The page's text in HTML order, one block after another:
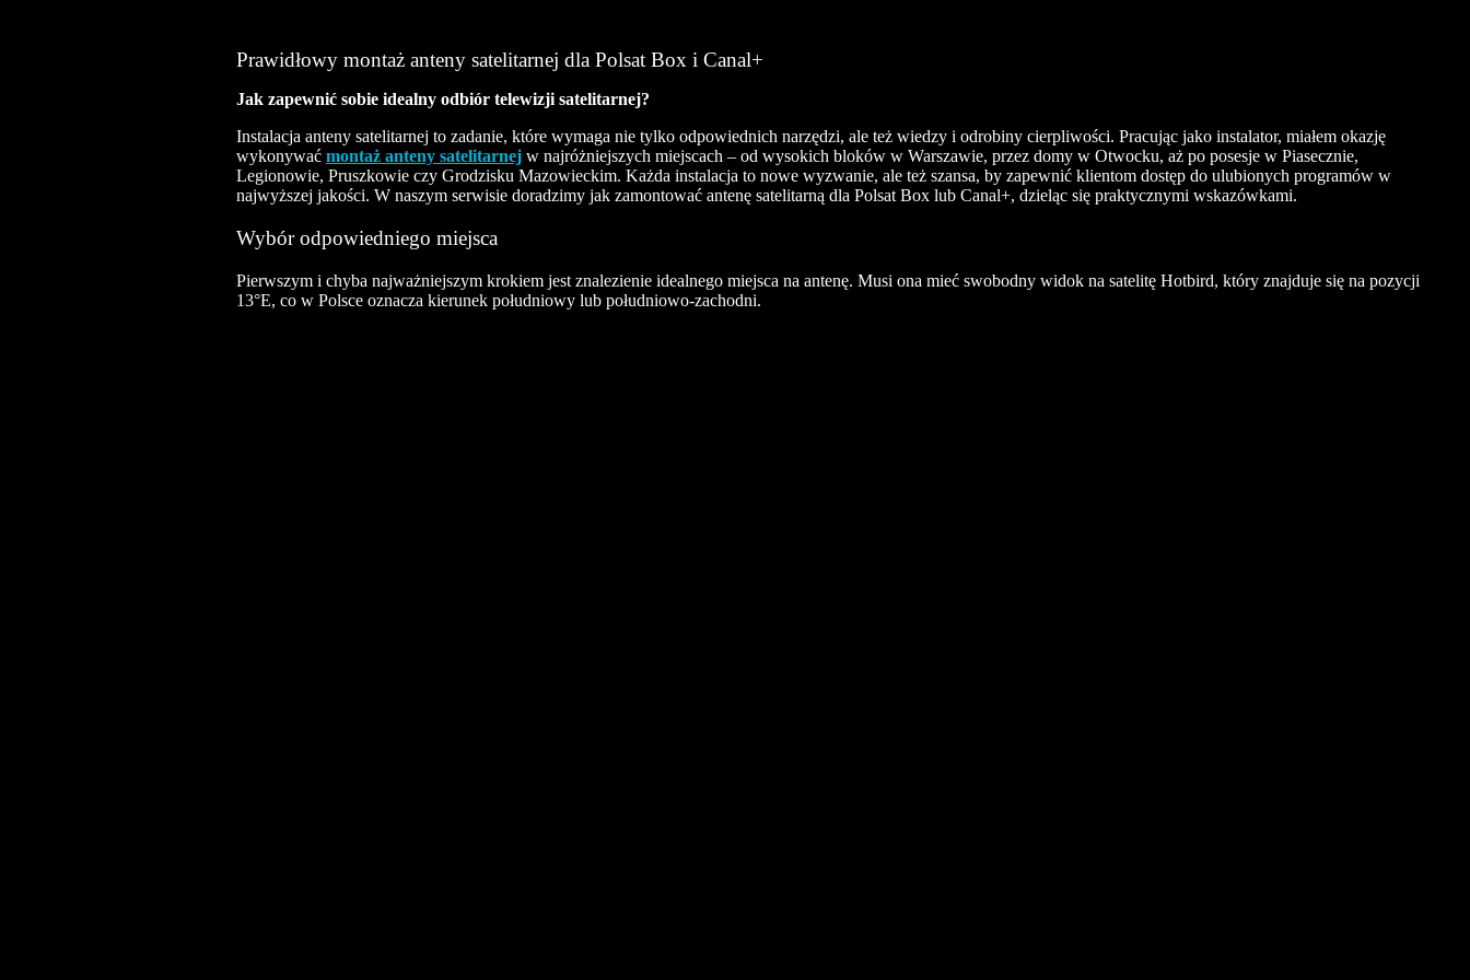
Prawidłowy montaż anteny satelitarnej dla Polsat Box i Canal+
Jak zapewnić sobie idealny odbiór telewizji satelitarnej?
Instalacja anteny satelitarnej to zadanie, które wymaga nie tylko odpowiednich narzędzi, ale też wiedzy i odrobiny cierpliwości. Pracując jako instalator, miałem okazję
wykonywać montaż anteny satelitarnej w najróżniejszych miejscach – od wysokich bloków w Warszawie, przez domy w Otwocku, aż po posesje w Piasecznie,
Legionowie, Pruszkowie czy Grodzisku Mazowieckim. Każda instalacja to nowe wyzwanie, ale też szansa, by zapewnić klientom dostęp do ulubionych programów w
najwyższej jakości. W naszym serwisie doradzimy jak zamontować antenę satelitarną dla Polsat Box lub Canal+, dzieląc się praktycznymi wskazówkami.
Wybór odpowiedniego miejsca
Pierwszym i chyba najważniejszym krokiem jest znalezienie idealnego miejsca na antenę. Musi ona mieć swobodny widok na satelitę Hotbird, który znajduje się na pozycji
13°E, co w Polsce oznacza kierunek południowy lub południowo-zachodni.